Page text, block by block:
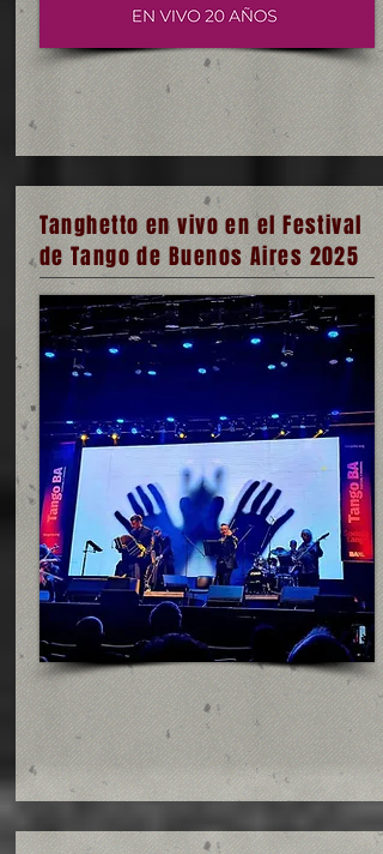
Tanghetto en vivo en el Festival
de Tango de Buenos Aires 2025